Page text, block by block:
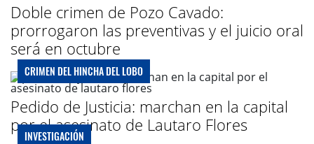
Doble crimen de Pozo Cavado:
prorrogaron las preventivas y el juicio oral
será en octubre
CRIMEN DEL HINCHA DEL LOBO
Pedido de Justicia: marchan en la capital
por el asesinato de Lautaro Flores
INVESTIGACIÓN